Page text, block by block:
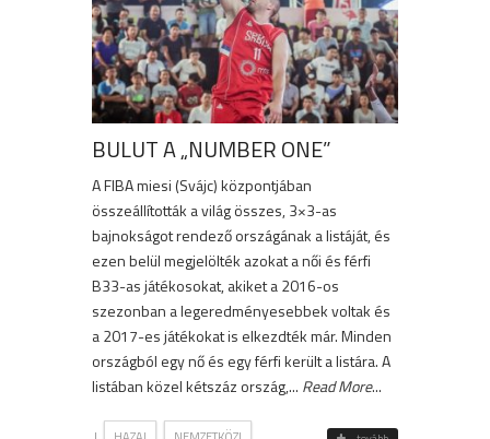
BULUT A „NUMBER ONE”
A FIBA miesi (Svájc) központjában
összeállították a világ összes, 3×3-as
bajnokságot rendező országának a listáját, és
ezen belül megjelölték azokat a női és férfi
B33-as játékosokat, akiket a 2016-os
szezonban a legeredményesebbek voltak és
a 2017-es játékokat is elkezdték már. Minden
országból egy nő és egy férfi került a listára. A
listában közel kétszáz ország,... Read More...